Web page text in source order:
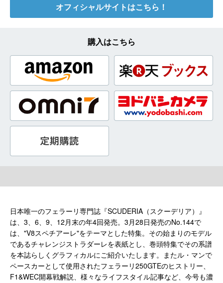
オフィシャルサイトはこちら！
購入はこちら
日本唯一のフェラーリ専門誌『SCUDERIA（スクーデリア）』
は、3、6、9、12月末の年4回発売。3月28日発売のNo.144で
は、"V8スペチアーレ"をテーマとした特集。その始まりのモデル
であるチャレンジストラダーレを表紙とし、巻頭特集でその系譜
を本誌らしくグラフィカルにご紹介いたします。またル・マンで
ペースカーとして使用されたフェラーリ250GTEのヒストリー、
F1&WEC開幕戦解説、様々なライフスタイル記事など、今号も濃